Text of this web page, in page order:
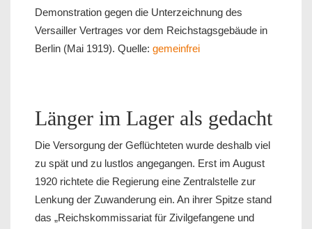
Demonstration gegen die Unterzeichnung des
Versailler Vertrages vor dem Reichstagsgebäude in
Berlin (Mai 1919). Quelle: gemeinfrei
Länger im Lager als gedacht
Die Versorgung der Geflüchteten wurde deshalb viel
zu spät und zu lustlos angegangen. Erst im August
1920 richtete die Regierung eine Zentralstelle zur
Lenkung der Zuwanderung ein. An ihrer Spitze stand
das „Reichskommissariat für Zivilgefangene und